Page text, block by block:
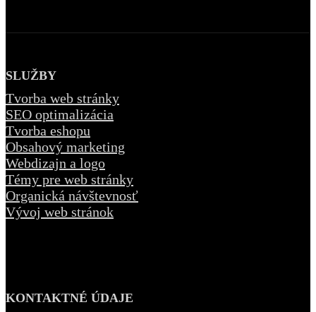
SLUŽBY
Tvorba web stránky
SEO optimalizácia
Tvorba eshopu
Obsahový marketing
Webdizajn a logo
Témy pre web stránky
Organická návštevnosť
Vývoj web stránok
KONTAKTNÉ ÚDAJE